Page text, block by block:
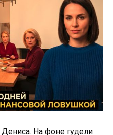
На фоне гудели